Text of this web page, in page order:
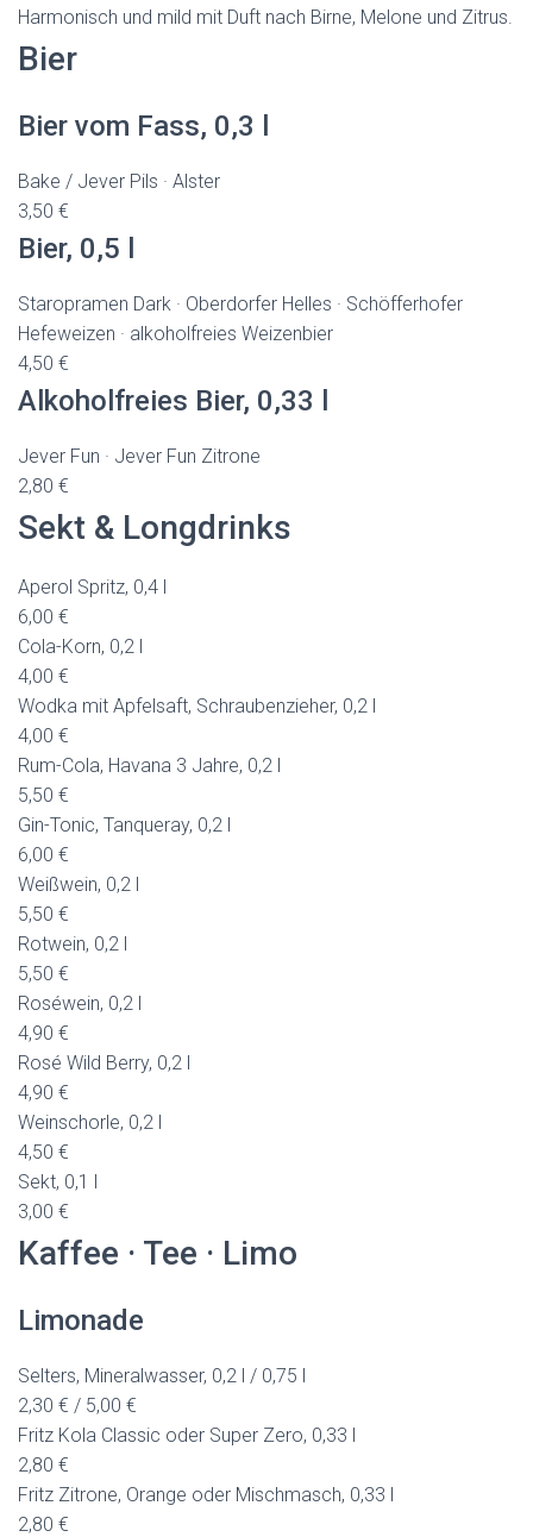
Harmonisch und mild mit Duft nach Birne, Melone und Zitrus.
Bier
Bier vom Fass, 0,3 l
Bake / Jever Pils · Alster
3,50 €
Bier, 0,5 l
Staropramen Dark · Oberdorfer Helles · Schöfferhofer
Hefeweizen · alkoholfreies Weizenbier
4,50 €
Alkoholfreies Bier, 0,33 l
Jever Fun · Jever Fun Zitrone
2,80 €
Sekt & Longdrinks
Aperol Spritz, 0,4 l
6,00 €
Cola-Korn, 0,2 l
4,00 €
Wodka mit Apfelsaft, Schraubenzieher, 0,2 l
4,00 €
Rum-Cola, Havana 3 Jahre, 0,2 l
5,50 €
Gin-Tonic, Tanqueray, 0,2 l
6,00 €
Weißwein, 0,2 l
5,50 €
Rotwein, 0,2 l
5,50 €
Roséwein, 0,2 l
4,90 €
Rosé Wild Berry, 0,2 l
4,90 €
Weinschorle, 0,2 l
4,50 €
Sekt, 0,1 l
3,00 €
Kaffee · Tee · Limo
Limonade
Selters, Mineralwasser, 0,2 l / 0,75 l
2,30 € / 5,00 €
Fritz Kola Classic oder Super Zero, 0,33 l
2,80 €
Fritz Zitrone, Orange oder Mischmasch, 0,33 l
2,80 €